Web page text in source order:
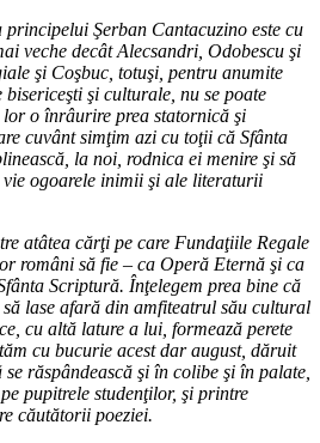
Şerban Cantacuzino este cu
veche decât Alecsandri, Odobescu şi
şi Coşbuc, totuşi, pentru anumite
şi culturale, nu se poate
o înrâurire prea statornică şi
cuvânt simţim azi cu toţii că Sfânta
la noi, rodnica ei menire şi să
ogoarele inimii şi ale literaturii
atâtea cărţi pe care Fundaţiile Regale
români să fie – ca Operă Eternă şi ca
Scriptură. Înţelegem prea bine că
lase afară din amfiteatrul său cultural
cu altă lature a lui, formează perete
cu bucurie acest dar august, dăruit
răspândească şi în colibe şi în palate,
pupitrele studenţilor, şi printre
căutătorii poeziei.